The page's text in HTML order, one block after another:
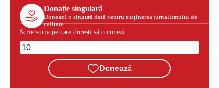
Donație singulară
Donează o singură dată pentru susținerea jurnalismului de
calitate
Scrie suma pe care dorești să o donezi
Donează